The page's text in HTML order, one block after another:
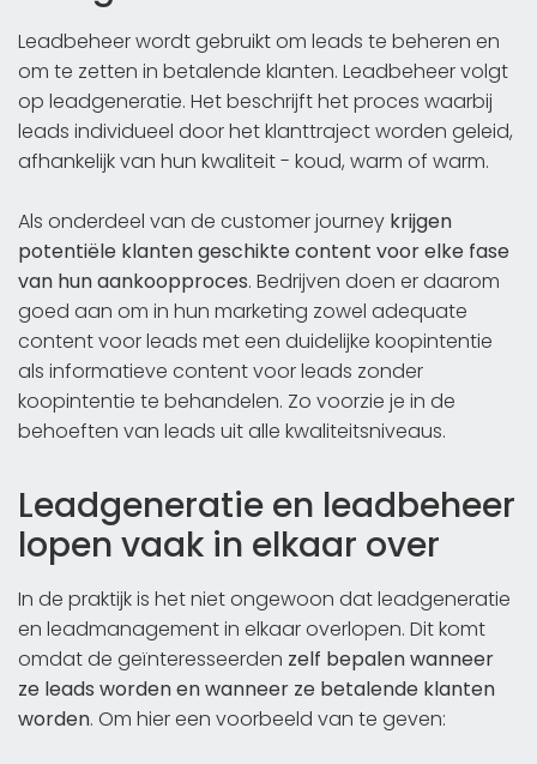
Leadbeheer wordt gebruikt om leads te beheren en
om te zetten in betalende klanten. Leadbeheer volgt
op leadgeneratie. Het beschrijft het proces waarbij
leads individueel door het klanttraject worden geleid,
afhankelijk van hun kwaliteit - koud, warm of warm.
Als onderdeel van de customer journey krijgen
potentiële klanten geschikte content voor elke fase
van hun aankoopproces. Bedrijven doen er daarom
goed aan om in hun marketing zowel adequate
content voor leads met een duidelijke koopintentie
als informatieve content voor leads zonder
koopintentie te behandelen. Zo voorzie je in de
behoeften van leads uit alle kwaliteitsniveaus.
Leadgeneratie en leadbeheer
lopen vaak in elkaar over
In de praktijk is het niet ongewoon dat leadgeneratie
en leadmanagement in elkaar overlopen. Dit komt
omdat de geïnteresseerden zelf bepalen wanneer
ze leads worden en wanneer ze betalende klanten
worden. Om hier een voorbeeld van te geven: